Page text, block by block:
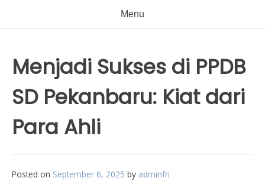
Menu
Menjadi Sukses di PPDB
SD Pekanbaru: Kiat dari
Para Ahli
Posted on September 6, 2025 by adminfri